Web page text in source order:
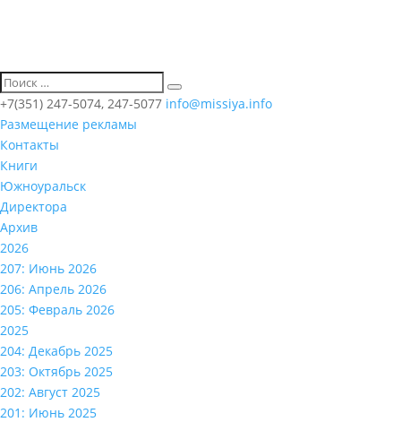
+7(351) 247-5074, 247-5077 info@missiya.info
Размещение рекламы
Контакты
Книги
Южноуральск
Директора
Архив
2026
207: Июнь 2026
206: Апрель 2026
205: Февраль 2026
2025
204: Декабрь 2025
203: Октябрь 2025
202: Август 2025
201: Июнь 2025